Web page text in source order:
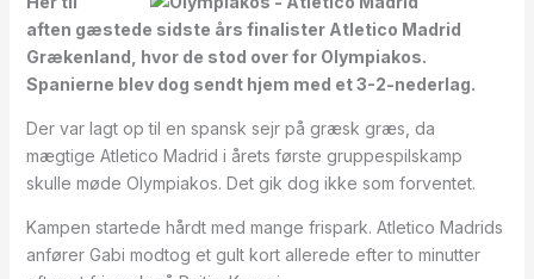
aften gæstede sidste års finalister Atletico Madrid
Grækenland, hvor de stod over for Olympiakos.
Spanierne blev dog sendt hjem med et 3-2-nederlag.
Der var lagt op til en spansk sejr på græsk græs, da
mægtige Atletico Madrid i årets første gruppespilskamp
skulle møde Olympiakos. Det gik dog ikke som forventet.
Kampen startede hårdt med mange frispark. Atletico Madrids
anfører Gabi modtog et gult kort allerede efter to minutter